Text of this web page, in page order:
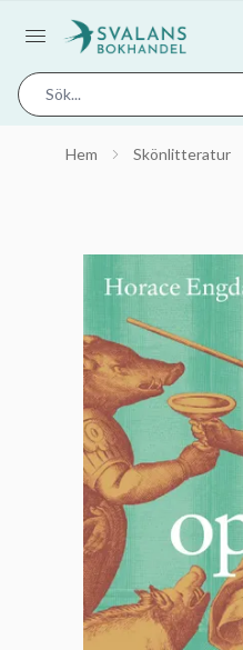
Hem Skönlitteratur